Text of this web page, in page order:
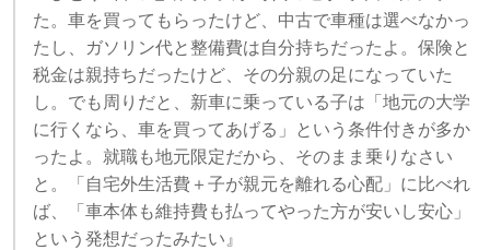
た。車を買ってもらったけど、中古で車種は選べなかっ
たし、ガソリン代と整備費は自分持ちだったよ。保険と
税金は親持ちだったけど、その分親の足になっていた
し。でも周りだと、新車に乗っている子は「地元の大学
に行くなら、車を買ってあげる」という条件付きが多か
ったよ。就職も地元限定だから、そのまま乗りなさい
と。「自宅外生活費＋子が親元を離れる心配」に比べれ
ば、「車本体も維持費も払ってやった方が安いし安心」
という発想だったみたい』